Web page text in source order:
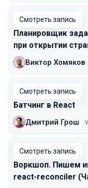
Смотреть запись
Планировщик
при открытии
Виктор Хомяков
Смотреть запись
Батчинг в React
Дмитрий Грош
Смотреть запись
Воркшоп. Пишем
react-reconciler